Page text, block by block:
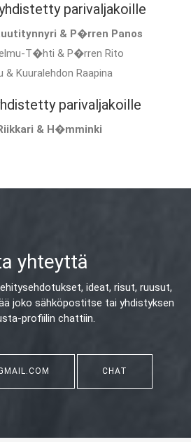
parivaljakoille
& P�rren Panos
T�hti & P�rren Rito
& Kuuralehdon Raapina
parivaljakoille
& H�mminki
yhteyttä
ideat, risut, ruusut,
joko sähköpostitse tai yhdistyksen
profiilin chattiin.
CHAT